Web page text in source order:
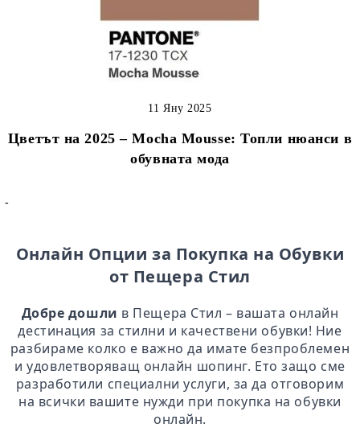
Цветът на 2025 – Mocha Mousse: Топли нюанси в
обувната мода
11 Яну 2025
-
Онлайн Опции за Покупка на Обувки
от Пещера Стил
Добре дошли в Пещера Стил – вашата онлайн
дестинация за стилни и качествени обувки! Ние
разбираме колко е важно да имате безпроблемен
и удовлетворяващ онлайн шопинг. Ето защо сме
разработили специални услуги, за да отговорим
на всички вашите нужди при покупка на обувки
онлайн.